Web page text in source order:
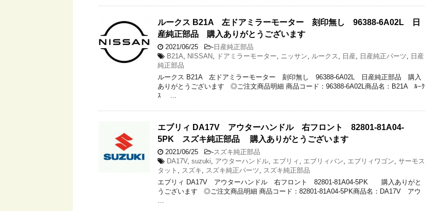
ルークス B21A 左ドアミラーモーター 刻印無し 96388-6A02L 日
産純正部品 購入ありがとうございます
2021/06/25 - 日産純正部品
B21A, NISSAN, ドアミラーモーター, ニッサン, ルークス , 日産, 日産純正パーツ, 日産
純正部品
ルークス B21A 左ドアミラーモーター 刻印無し 96388-6A02L 日産純正部品 購入
ありがとうございます ◎ご注文商品明細 商品コード：96388-6A02L商品名：B21A ﾙｰｸ
ｽ …
エブリィ DA17V アウターハンドル 右フロント 82801-81A04-
5PK スズキ純正部品 購入ありがとうございます
2021/06/25 -スズキ純正部品
DA17V, suzuki, アウターハンドル, エブリィ , エブリィバン, エブリィワゴン, サーモス
タット , スズキ, スズキ純正パーツ, スズキ純正部品
エブリィ DA17V アウターハンドル 右フロント 82801-81A04-5PK 購入ありがと
うございます ◎ご注文商品明細 商品コード：82801-81A04-5PK商品名：DA17V アウ
…